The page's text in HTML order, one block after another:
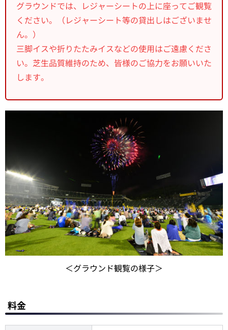
グラウンドでは、レジャーシートの上に座ってご観覧
ください。（レジャーシート等の貸出しはございませ
ん。）
三脚イスや折りたたみイスなどの使用はご遠慮くださ
い。芝生品質維持のため、皆様のご協力をお願いいた
します。
＜グラウンド観覧の様子＞
料金